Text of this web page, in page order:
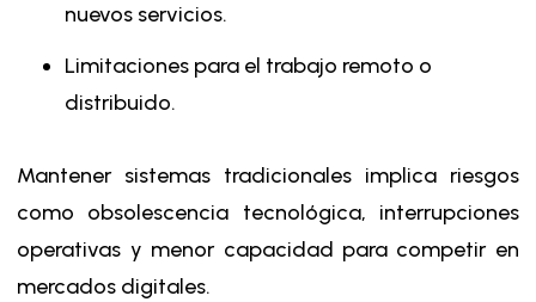
nuevos servicios.
Limitaciones para el trabajo remoto o
distribuido.
Mantener sistemas tradicionales implica riesgos
como obsolescencia tecnológica, interrupciones
operativas y menor capacidad para competir en
mercados digitales.